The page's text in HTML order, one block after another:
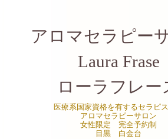
アロマセラピー
Laura Frase
ローラフレー
医療系国家資格を有するセラピ
アロマセラピーサロン
女性限定 完全予約制
目黒 白金台